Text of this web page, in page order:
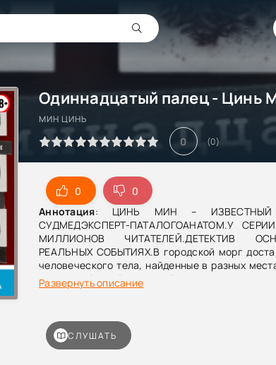
Одиннадцатый палец - Цинь
МИН ЦИНЬ
0 (0)
0
0
Аннотация: ЦИНЬ МИН –
СУДМЕДЭКСПЕРТ-ПАТАЛОГОАНАТОМ.У
МИЛЛИОНОВ ЧИТАТЕЛЕЙ.ДЕТЕКТИВ
РЕАЛЬНЫХ СОБЫТИЯХ.В городской морг
человеческого тела, найденные в разных
казалось бы, всё ясно: ещё одна жертва
Но судмедэксперт Цинь Мин замечает
чужая жизнь, оставленная как вызов… и как
жертве. Новому телу с очередной
убийца досконально знает анатомию и,
Развернуть описание
СЛУШАТЬ